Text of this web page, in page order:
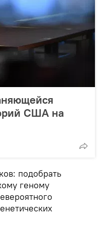
США на
подобрать
геному